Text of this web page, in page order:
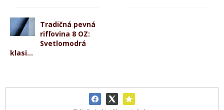
Tradičná pevná
rifľovina 8 OZ:
Svetlomodrá
klasi...